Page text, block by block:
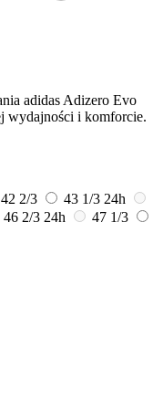
adidas Adizero Evo
wydajności i komforcie.
42 2/3 43 1/3 24h
46 2/3 24h
47 1/3